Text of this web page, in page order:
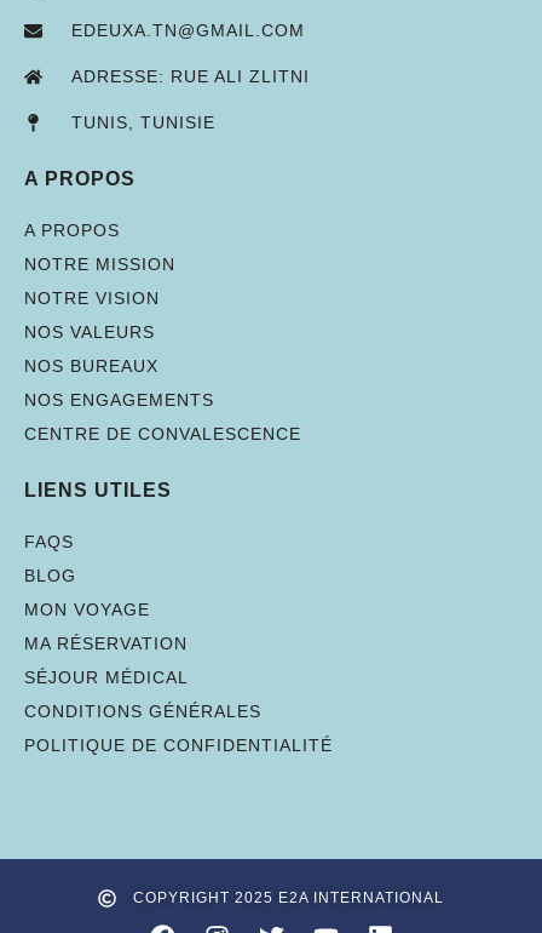
EDEUXA.TN@GMAIL.COM
ADRESSE: RUE ALI ZLITNI
TUNIS, TUNISIE
A PROPOS
A PROPOS
NOTRE MISSION
NOTRE VISION
NOS VALEURS
NOS BUREAUX
NOS ENGAGEMENTS
CENTRE DE CONVALESCENCE
LIENS UTILES
FAQS
BLOG
MON VOYAGE
MA RÉSERVATION
SÉJOUR MÉDICAL
CONDITIONS GÉNÉRALES
POLITIQUE DE CONFIDENTIALITÉ
COPYRIGHT 2025 E2A INTERNATIONAL